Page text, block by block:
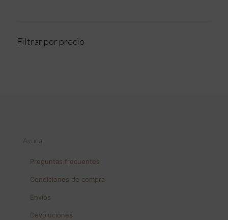
Filtrar por precio
Ayuda
Preguntas frecuentes
Condiciones de compra
Envíos
Devoluciones